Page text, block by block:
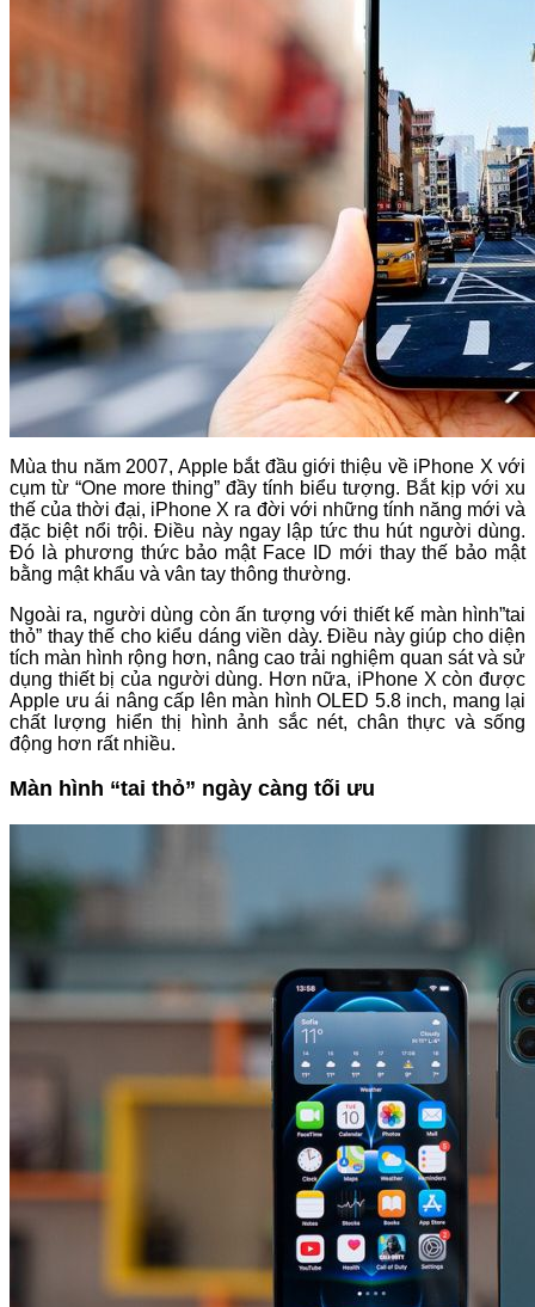
Mùa thu năm 2007, Apple bắt đầu giới thiệu về iPhone X với
cụm từ “One more thing” đầy tính biểu tượng. Bắt kịp với xu
thế của thời đại, iPhone X ra đời với những tính năng mới và
đặc biệt nổi trội. Điều này ngay lập tức thu hút người dùng.
Đó là phương thức bảo mật Face ID mới thay thế bảo mật
bằng mật khẩu và vân tay thông thường.
Ngoài ra, người dùng còn ấn tượng với thiết kế màn hình”tai
thỏ” thay thế cho kiểu dáng viền dày. Điều này giúp cho diện
tích màn hình rộng hơn, nâng cao trải nghiệm quan sát và sử
dụng thiết bị của người dùng. Hơn nữa, iPhone X còn được
Apple ưu ái nâng cấp lên màn hình OLED 5.8 inch, mang lại
chất lượng hiển thị hình ảnh sắc nét, chân thực và sống
động hơn rất nhiều.
Màn hình “tai thỏ” ngày càng tối ưu